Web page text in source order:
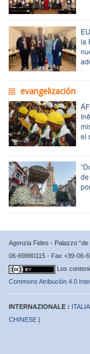
la
evangelización
el
Agenzia Fides - Palazzo
06-69880115 - Fax +39-06-
Los
Commons Atribución 4.0
INTERNAZIONALE :
CHINESE